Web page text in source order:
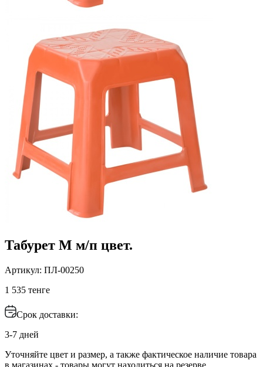
Табурет М м/п цвет.
Артикул: ПЛ-00250
1 535 тенге
Срок доставки:
3-7 дней
Уточняйте цвет и размер, а также фактическое наличие товара
в магазинах - товары могут находиться на резерве